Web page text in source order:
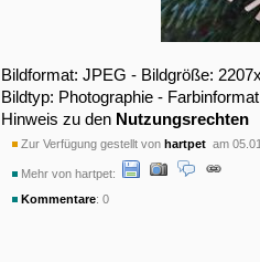
Bildformat: JPEG - Bildgröße:
Bildtyp: Photographie -
Hinweis zu den Nutzungsrechten
Zur Verfügung gestellt von hartpet am
Mehr von hartpet:
Kommentare: 0